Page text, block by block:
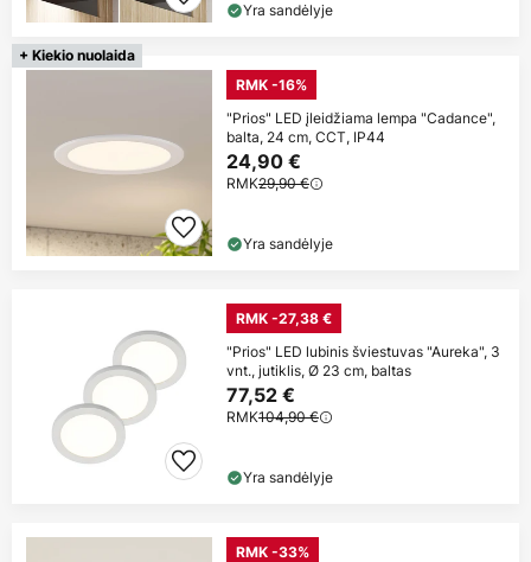
Yra sandėlyje
+ Kiekio nuolaida
RMK -16%
"Prios" LED įleidžiama lempa "Cadance",
balta, 24 cm, CCT, IP44
24,90 €
RMK29,90 €
Yra sandėlyje
RMK -27,38 €
"Prios" LED lubinis šviestuvas "Aureka", 3
vnt., jutiklis, Ø 23 cm, baltas
77,52 €
RMK104,90 €
Yra sandėlyje
RMK -33%